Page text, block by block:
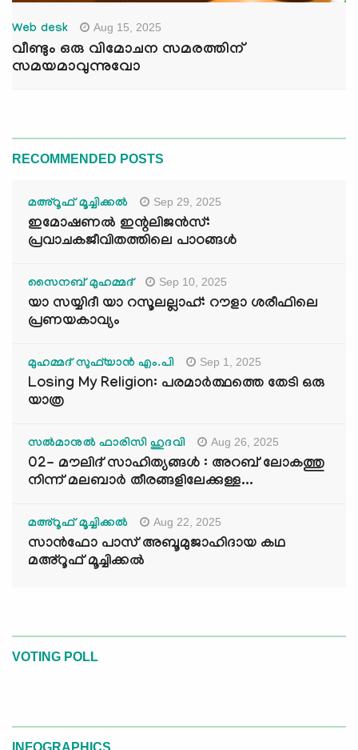
Web desk Aug 15, 2025
വീണ്ടും ഒരു വിമോചന സമരത്തിന്
സമയമാവുന്നുവോ
RECOMMENDED POSTS
മഅ്റൂഫ് മൂച്ചിക്കല്‍ Sep 29, 2025
ഇമോഷണൽ ഇന്റലിജൻസ്:
പ്രവാചകജീവിതത്തിലെ പാഠങ്ങൾ
സൈനബ് മുഹമ്മദ് Sep 10, 2025
യാ സയ്യിദീ യാ റസൂലല്ലാഹ്: റൗളാ ശരീഫിലെ
പ്രണയകാവ്യം
മുഹമ്മദ് സുഫ്‌യാൻ എം.പി Sep 1, 2025
Losing My Religion: പരമാർത്ഥത്തെ തേടി ഒരു
യാത്ര
സൽമാനുൽ ഫാരിസി ഹുദവി Aug 26, 2025
02- മൗലിദ് സാഹിത്യങ്ങൾ : അറബ് ലോകത്തു
നിന്ന് മലബാർ തീരങ്ങളിലേക്കുള്ള...
മഅ്റൂഫ് മൂച്ചിക്കല്‍ Aug 22, 2025
സാൻഫോ പാസ് അബൂമുജാഹിദായ കഥ
മഅ്റൂഫ് മൂച്ചിക്കല്‍
VOTING POLL
INFOGRAPHICS